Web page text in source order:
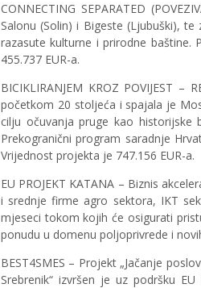
CONNECTING SEPARATED
Salonu (Solin) i Bigeste (Ljubuški),
razasute kulturne i prirodne baštine.
455.737 EUR-a.
BICIKLIRANJEM KROZ POVIJEST –
početkom 20 stoljeća i spajala je
cilju očuvanja pruge kao historijske
Prekogranični program saradnje
Vrijednost projekta je 747.156 EUR-a.
EU PROJEKT KATANA – Biznis
i srednje firme agro sektora, IKT
mjeseci tokom kojih će osigurati
ponudu u domenu poljoprivrede i
BEST4SMES – Projekt „Jačanje
Srebrenik“ izvršen je uz podršku